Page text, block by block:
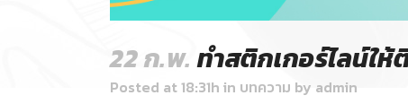
22 ก.พ.ทำสติกเกอร์ไลน์ให้
Posted at 18:31h in บทความ by admin